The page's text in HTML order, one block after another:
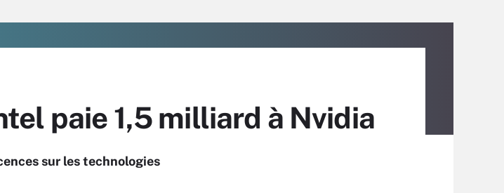
paie 1,5 milliard à Nvidia
sur les technologies